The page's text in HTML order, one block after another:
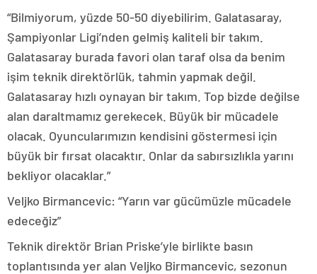
“Bilmiyorum, yüzde 50-50 diyebilirim. Galatasaray,
Şampiyonlar Ligi’nden gelmiş kaliteli bir takım.
Galatasaray burada favori olan taraf olsa da benim
işim teknik direktörlük, tahmin yapmak değil.
Galatasaray hızlı oynayan bir takım. Top bizde değilse
alan daraltmamız gerekecek. Büyük bir mücadele
olacak. Oyuncularımızın kendisini göstermesi için
büyük bir fırsat olacaktır. Onlar da sabırsızlıkla yarını
bekliyor olacaklar.”
Veljko Birmancevic: “Yarın var gücümüzle mücadele
edeceğiz”
Teknik direktör Brian Priske’yle birlikte basın
toplantısında yer alan Veljko Birmancevic, sezonun